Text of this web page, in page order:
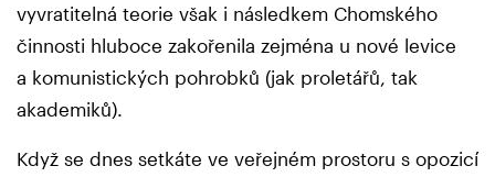
vyvratitelná teorie však i následkem Chomského
činnosti hluboce zakořenila zejména u nové levice
a komunistických pohrobků (jak proletářů, tak
akademiků).
Když se dnes setkáte ve veřejném prostoru s opozicí